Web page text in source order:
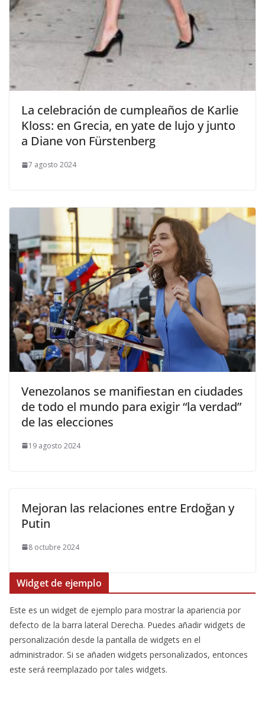
​La celebración de cumpleaños de Karlie
Kloss: en Grecia, en yate de lujo y junto
a Diane von Fürstenberg
7 agosto 2024
Venezolanos se manifiestan en ciudades
de todo el mundo para exigir “la verdad”
de las elecciones
19 agosto 2024
Mejoran las relaciones entre Erdoğan y
Putin
8 octubre 2024
Widget de ejemplo
Este es un widget de ejemplo para mostrar la apariencia por
defecto de la barra lateral Derecha. Puedes añadir widgets de
personalización desde la pantalla de widgets en el
administrador. Si se añaden widgets personalizados, entonces
este será reemplazado por tales widgets.